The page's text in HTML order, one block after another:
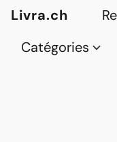
Livra.ch
Catégories